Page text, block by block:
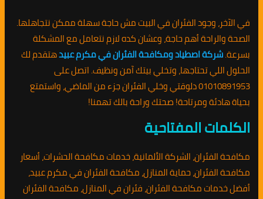
في الآخر، وجود الفئران في البيت مش حاجة سهلة ممكن نتجاهلها.
الصحة والراحة أهم حاجة، وعشان كده لازم نتعامل مع المشكلة
بسرعة.شركة اصطياد ومكافحة الفئران في مكرم عبيدهتقدم لك
الحلول اللي تحتاجها، وتخلي بيتك آمن ونظيف. اتصل على
01010891953 دلوقتي وخلي الفئران جزء من الماضي، واستمتع
بحياة هادئة ومرتاحة! صحتك وراحة بالك تهمنا!
الكلمات المفتاحية
مكافحة الفئران، الشركة الألمانية، خدمات مكافحة الحشرات، أسعار
مكافحة الفئران، حماية المنازل، مكافحة الفئران في مكرم عبيد،
أفضل خدمات مكافحة الفئران، فئران في المنازل، مكافحة الفئران